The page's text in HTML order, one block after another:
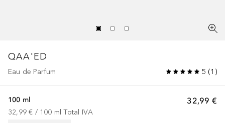
QAA'ED
Eau de Parfum 5 (1 )
32,99 €
100 ml
32,99 € / 100 ml Total IVA